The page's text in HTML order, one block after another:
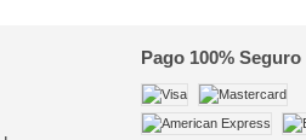
Pago 100% Seguro